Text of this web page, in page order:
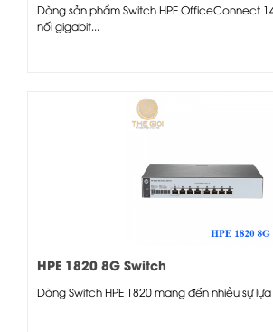
Dòng sản phẩm Switch HPE OfficeConnect
nối gigabit...
HPE 1820 8G Switch
Dòng Switch HPE 1820 mang đến nhiều sự